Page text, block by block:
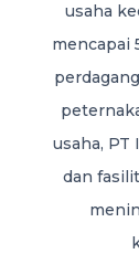
usaha
mencapai
usaha,
dan